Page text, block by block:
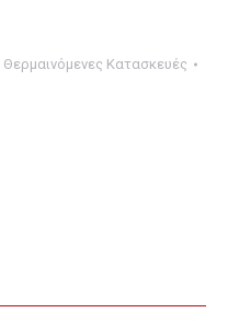
Θερμαινόμενες Κατασκευές